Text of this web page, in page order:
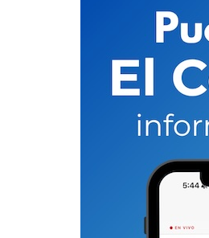
no se conoce quien la
Rodrigo Larraín,
“Como compañía
a disposición
urgentes que
un comunicado hecho llegar
la imperiosa necesidad de